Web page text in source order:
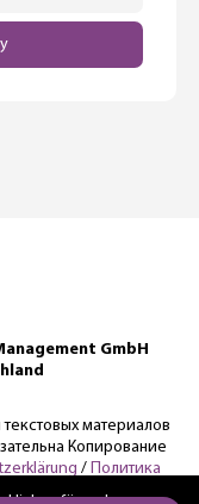
GmbH
материалов
Копирование
/ Политика